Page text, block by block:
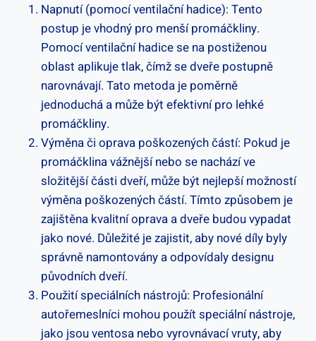
Napnutí (pomocí ventilační hadice): Tento
postup je vhodný pro menší promáčkliny.
Pomocí ventilační hadice se na postiženou
oblast aplikuje tlak, čímž se dveře postupně
narovnávají. Tato metoda je poměrně
jednoduchá a může být efektivní pro lehké
promáčkliny.
Výměna či oprava poškozených částí: Pokud je
promáčklina vážnější nebo se nachází ve
složitější části dveří, může být nejlepší možností
výměna poškozených částí. Tímto způsobem je
zajištěna kvalitní oprava a dveře budou vypadat
jako nové. Důležité je zajistit, aby nové díly byly
správně namontovány a odpovídaly designu
původních dveří.
Použití speciálních nástrojů: Profesionální
autořemeslníci mohou použít speciální nástroje,
jako jsou ventosa nebo vyrovnávací vruty, aby